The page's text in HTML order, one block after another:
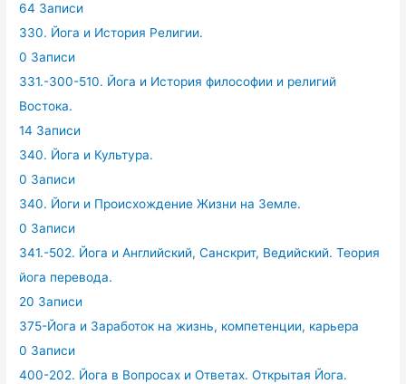
64 Записи
330. Йога и История Религии.
0 Записи
331.-300-510. Йога и История философии и религий
Востока.
14 Записи
340. Йога и Культура.
0 Записи
340. Йоги и Происхождение Жизни на Земле.
0 Записи
341.-502. Йога и Английский, Санскрит, Ведийский. Теория
йога перевода.
20 Записи
375-Йога и Заработок на жизнь, компетенции, карьера
0 Записи
400-202. Йога в Вопросах и Ответах. Открытая Йога.